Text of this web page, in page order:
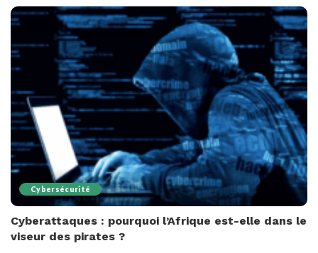
Cybersécurité
Cyberattaques : pourquoi l’Afrique est-elle dans le
viseur des pirates ?